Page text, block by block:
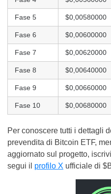
Fase 5 $0,00580000
Fase 6 $0,00600000
Fase 7 $0,00620000
Fase 8 $0,00640000
Fase 9 $0,00660000
Fase 10 $0,00680000
Per conoscere tutti i dettagli
prevendita di Bitcoin ETF,
aggiornato sul progetto,
segui il profilo X ufficiale di